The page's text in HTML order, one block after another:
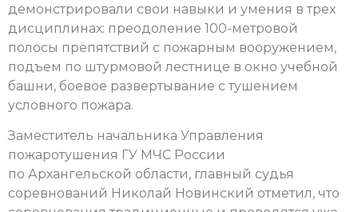
демонстрировали свои навыки и умения в трех
дисциплинах: преодоление 100-метровой
полосы препятствий с пожарным вооружением,
подъем по штурмовой лестнице в окно учебной
башни, боевое развертывание с тушением
условного пожара.
Заместитель начальника Управления
пожаротушения ГУ МЧС России
по Архангельской области, главный судья
соревнований Николай Новинский отметил, что